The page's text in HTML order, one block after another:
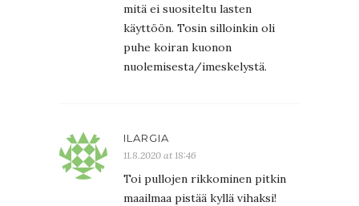
mitä ei suositeltu lasten
käyttöön. Tosin silloinkin oli
puhe koiran kuonon
nuolemisesta/imeskelystä.
ILARGIA
11.8.2020 at 18:46
Toi pullojen rikkominen pitkin
maailmaa pistää kyllä vihaksi!